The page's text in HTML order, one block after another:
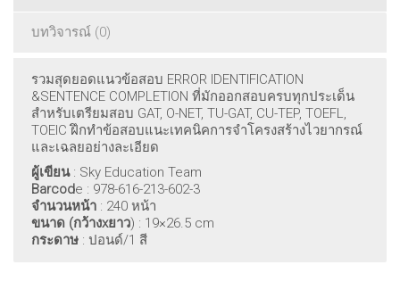
บทวิจารณ์ (0)
รวมสุดยอดแนวข้อสอบ ERROR IDENTIFICATION
&SENTENCE COMPLETION ที่มักออกสอบครบทุกประเด็น
สำหรับเตรียมสอบ GAT, O-NET, TU-GAT, CU-TEP, TOEFL,
TOEIC ฝึกทำข้อสอบแนะเทคนิคการจำโครงสร้างไวยากรณ์
และเฉลยอย่างละเอียด
ผู้เขียน: Sky Education Team
Barcode : 978-616-213-602-3
จำนวนหน้า : 240 หน้า
ขนาด (กว้างxยาว) : 19×26.5 cm
กระดาษ : ปอนด์/1 สี